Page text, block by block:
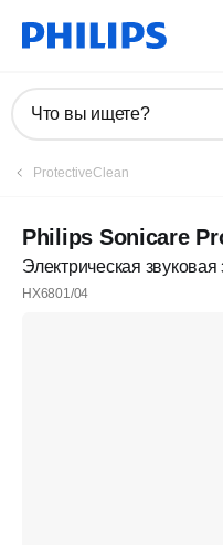
Что вы ищете?
ProtectiveClean
Philips Sonicare
Электрическая
HX6801/04